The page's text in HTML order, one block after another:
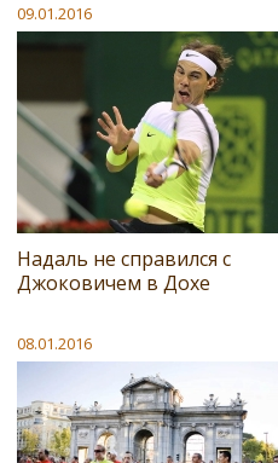
09.01.2016
Надаль не справился с
Джоковичем в Дохе
08.01.2016